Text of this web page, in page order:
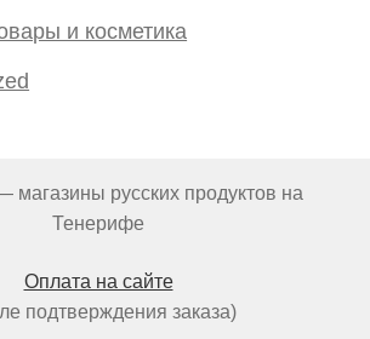
и косметика
магазины русских продуктов на
Тенерифе
Оплата на сайте
подтверждения заказа)